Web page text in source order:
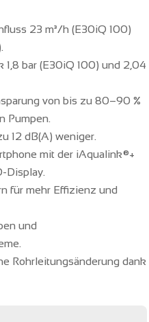
23 m³/h (E30iQ 100)
1,8 bar (E30iQ 100) und 2,04
von bis zu 80–90 %
Pumpen.
12 dB(A) weniger.
mit der iAqualink®+
Display.
für mehr Effizienz und
und
Rohrleitungsänderung dank